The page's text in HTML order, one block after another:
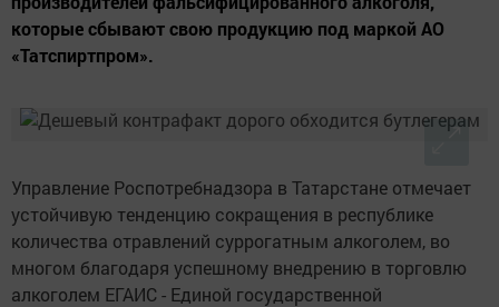
которые сбывают свою продукцию под маркой АО
«Татспиртпром».
Управление Роспотребнадзора в Татарстане отмечает
устойчивую тенденцию сокращения в республике
количества отравлений суррогатным алкоголем, во
многом благодаря успешному внедрению в торговлю
алкоголем ЕГАИС - Единой государственной